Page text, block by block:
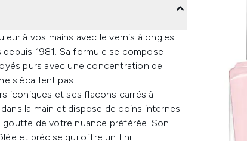
à vos mains avec le vernis à ongles
1981. Sa formule se compose
purs avec une concentration de
s'écaillent pas.
iconiques et ses flacons carrés à
la main et dispose de coins internes
goutte de votre nuance préférée. Son
et précise qui offre un fini